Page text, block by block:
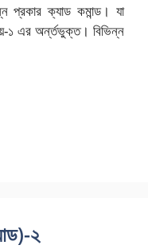
প্রকার ক্যাড কমান্ড। যা
১ এর অর্ন্তভুক্ত। বিভিন্ন
২